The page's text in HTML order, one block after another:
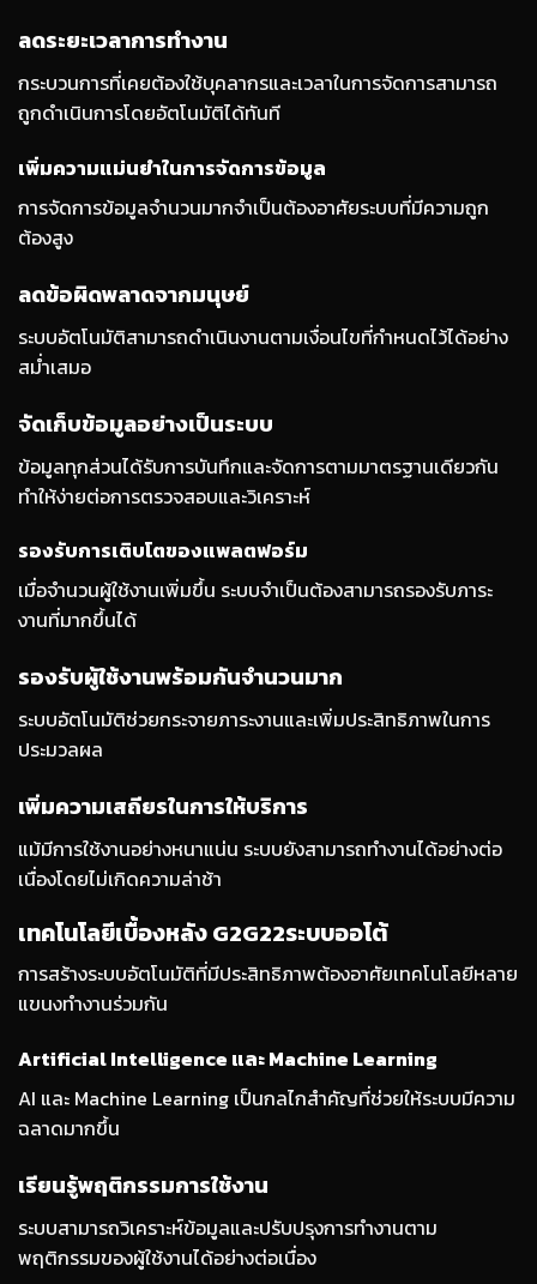
ลดระยะเวลาการทำงาน
กระบวนการที่เคยต้องใช้บุคลากรและเวลาในการจัดการสามารถ
ถูกดำเนินการโดยอัตโนมัติได้ทันที
เพิ่มความแม่นยำในการจัดการข้อมูล
การจัดการข้อมูลจำนวนมากจำเป็นต้องอาศัยระบบที่มีความถูก
ต้องสูง
ลดข้อผิดพลาดจากมนุษย์
ระบบอัตโนมัติสามารถดำเนินงานตามเงื่อนไขที่กำหนดไว้ได้อย่าง
สม่ำเสมอ
จัดเก็บข้อมูลอย่างเป็นระบบ
ข้อมูลทุกส่วนได้รับการบันทึกและจัดการตามมาตรฐานเดียวกัน
ทำให้ง่ายต่อการตรวจสอบและวิเคราะห์
รองรับการเติบโตของแพลตฟอร์ม
เมื่อจำนวนผู้ใช้งานเพิ่มขึ้น ระบบจำเป็นต้องสามารถรองรับภาระ
งานที่มากขึ้นได้
รองรับผู้ใช้งานพร้อมกันจำนวนมาก
ระบบอัตโนมัติช่วยกระจายภาระงานและเพิ่มประสิทธิภาพในการ
ประมวลผล
เพิ่มความเสถียรในการให้บริการ
แม้มีการใช้งานอย่างหนาแน่น ระบบยังสามารถทำงานได้อย่างต่อ
เนื่องโดยไม่เกิดความล่าช้า
เทคโนโลยีเบื้องหลัง G2G22ระบบออโต้
การสร้างระบบอัตโนมัติที่มีประสิทธิภาพต้องอาศัยเทคโนโลยีหลาย
แขนงทำงานร่วมกัน
Artificial Intelligence และ Machine Learning
AI และ Machine Learning เป็นกลไกสำคัญที่ช่วยให้ระบบมีความ
ฉลาดมากขึ้น
เรียนรู้พฤติกรรมการใช้งาน
ระบบสามารถวิเคราะห์ข้อมูลและปรับปรุงการทำงานตาม
พฤติกรรมของผู้ใช้งานได้อย่างต่อเนื่อง